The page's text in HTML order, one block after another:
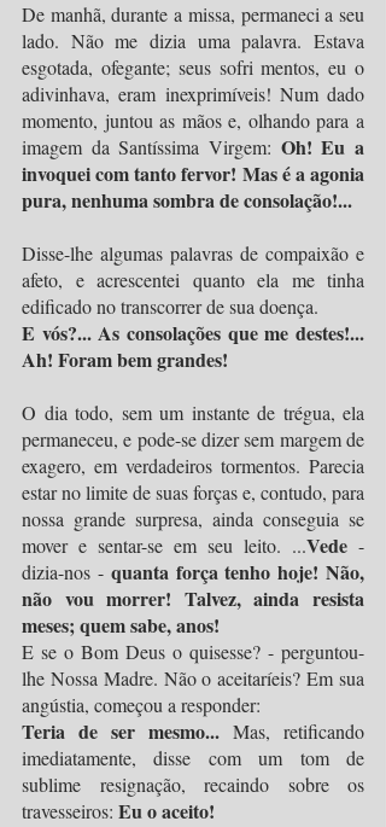
De manhã, durante a missa, permaneci a seu
lado. Não me dizia uma palavra. Estava
esgotada, ofegante; seus sofri mentos, eu o
adivinhava, eram inexprimíveis! Num dado
momento, juntou as mãos e, olhando para a
imagem da Santíssima Virgem: Oh! Eu a
invoquei com tanto fervor! Mas é a agonia
pura, nenhuma sombra de consolação!...
Disse-lhe algumas palavras de compaixão e
afeto, e acrescentei quanto ela me tinha
edificado no transcorrer de sua doença.
E vós?... As consolações que me destes!...
Ah! Foram bem grandes!
O dia todo, sem um instante de trégua, ela
permaneceu, e pode-se dizer sem margem de
exagero, em verdadeiros tormentos. Parecia
estar no limite de suas forças e, contudo, para
nossa grande surpresa, ainda conseguia se
mover e sentar-se em seu leito. ...Vede -
dizia-nos - quanta força tenho hoje! Não,
não vou morrer! Talvez, ainda resista
meses; quem sabe, anos!
E se o Bom Deus o quisesse? - perguntou-
lhe Nossa Madre. Não o aceitaríeis? Em sua
angústia, começou a responder:
Teria de ser mesmo... Mas, retificando
imediatamente, disse com um tom de
sublime resignação, recaindo sobre os
travesseiros: Eu o aceito!